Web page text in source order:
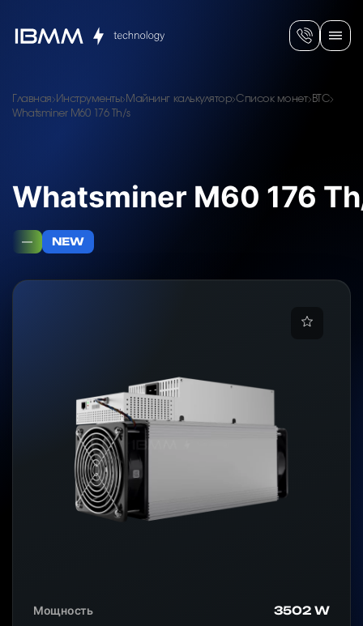
Главная Инструменты Майнинг калькулятор Список монет BTC
Whatsminer M60 176 Th/s
Whatsminer M60 176
— NEW
Мощность
3502 W